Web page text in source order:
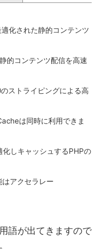
化された静的コンテンツ
的コンテンツ配信を高速
ストライピングによる高
は同時に利用できま
しキャッシュするPHPの
アクセラレー
語が出てきますので